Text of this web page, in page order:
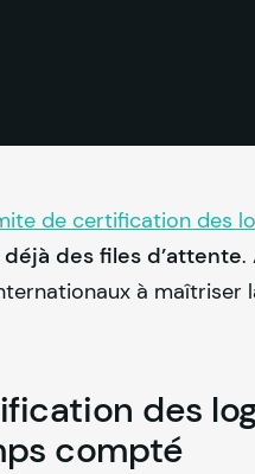
de certification des
des files d’attente.
à maîtriser
des
compté